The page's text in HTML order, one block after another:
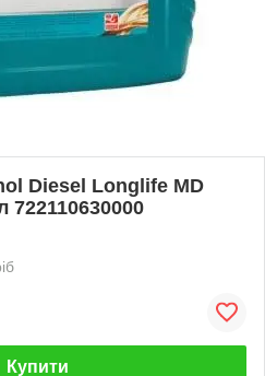
Diesel Longlife MD
722110630000
Купити